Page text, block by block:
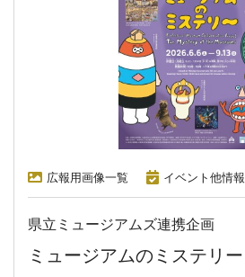
県立ミュージアムズ連携企画
ミュージアムのミステリー
広報用画像一覧 イベント他情報